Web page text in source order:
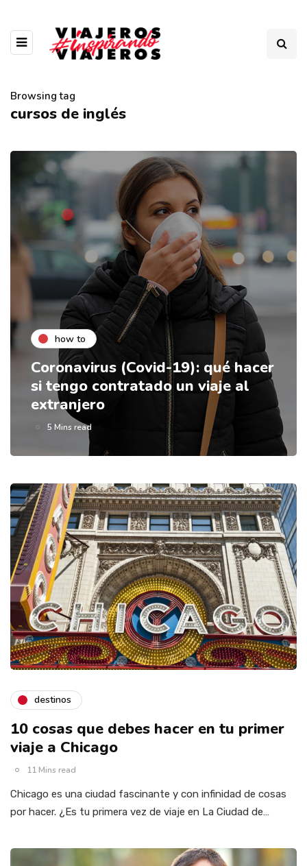
Browsing tag
cursos de inglés
how to
Coronavirus (Covid-19): qué hacer
si tengo contratado un viaje al
extranjero
5 Mins read
destinos
10 cosas que debes hacer en tu primer
viaje a Chicago
11 Mins read
Chicago es una ciudad fascinante y con infinidad de cosas
por hacer. ¿Es tu primera vez de viaje en La Ciudad de…